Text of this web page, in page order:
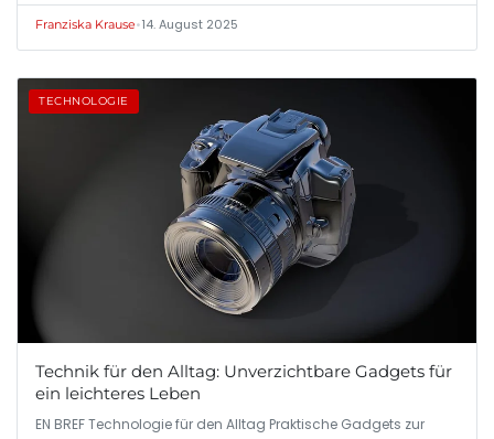
Franziska Krause•14. August 2025
TECHNOLOGIE
Technik für den Alltag: Unverzichtbare Gadgets für
ein leichteres Leben
EN BREF Technologie für den Alltag Praktische Gadgets zur